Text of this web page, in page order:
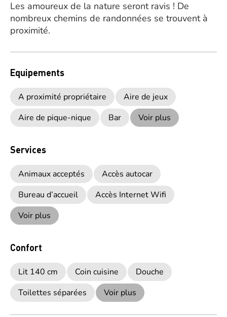
Les amoureux de la nature seront ravis ! De
nombreux chemins de randonnées se trouvent à
proximité.
Equipements
A proximité propriétaire
Aire de jeux
Aire de pique-nique
Bar Voir plus
Services
Animaux acceptés
Accès autocar
Bureau d’accueil
Accès Internet Wifi
Voir plus
Confort
Lit 140 cm Coin cuisine
Douche
Toilettes séparées
Voir plus